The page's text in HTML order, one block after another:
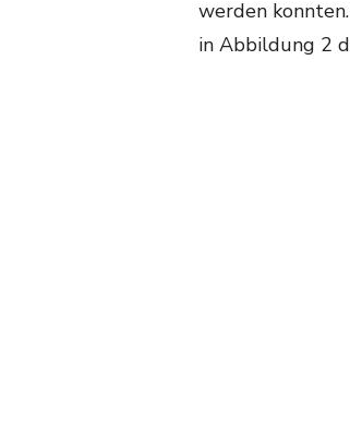
werden
in Abbildung 2